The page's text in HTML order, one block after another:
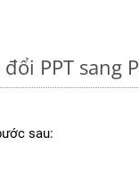
PPT sang
sau: